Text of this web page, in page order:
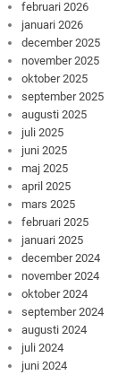
februari 2026
januari 2026
december 2025
november 2025
oktober 2025
september 2025
augusti 2025
juli 2025
juni 2025
maj 2025
april 2025
mars 2025
februari 2025
januari 2025
december 2024
november 2024
oktober 2024
september 2024
augusti 2024
juli 2024
juni 2024